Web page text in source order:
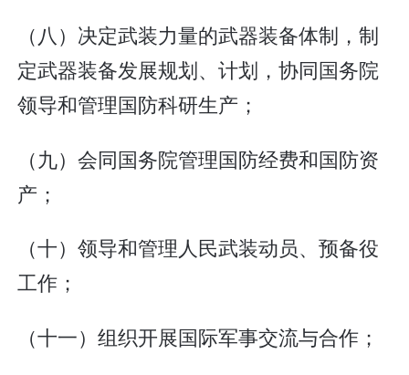
（八）决定武装力量的武器装备体制，制
定武器装备发展规划、计划，协同国务院
领导和管理国防科研生产；
（九）会同国务院管理国防经费和国防资
产；
（十）领导和管理人民武装动员、预备役
工作；
（十一）组织开展国际军事交流与合作；